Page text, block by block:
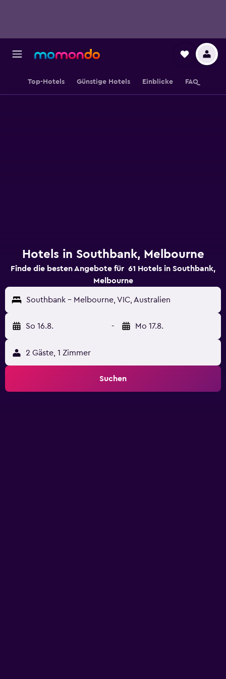
Top-Hotels Günstige Hotels Einblicke FAQ
Hotels in Southbank, Melbourne
Finde die besten Angebote für 61 Hotels in Southbank,
Melbourne
Southbank - Melbourne, VIC, Australien
So 16.8. - Mo 17.8.
2 Gäste, 1 Zimmer
Suchen